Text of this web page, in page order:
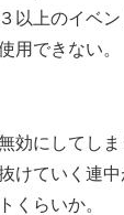
以上のイベン
用できない。
効にしてしま
けていく連中
くらいか。